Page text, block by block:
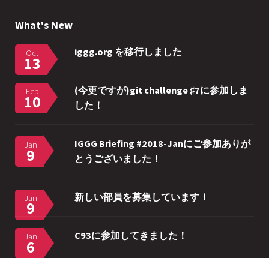
What's New
Oct
13
iggg.org を移行しました
Feb
10
(今更ですが)git challenge ♯7に参加しま
した！
Jan
9
IGGG Briefing #2018-Janにご参加ありが
とうございました！
Jan
9
新しい部員を募集しています！
Jan
6
C93に参加してきました！